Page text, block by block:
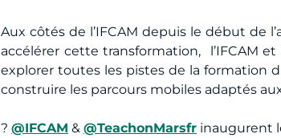
Aux côtés de l’IFCAM depuis le début de
accélérer cette transformation, l’IFCAM
explorer toutes les pistes de la formation
construire les parcours mobiles adaptés
? @IFCAM & @TeachonMarsfr inaugurent